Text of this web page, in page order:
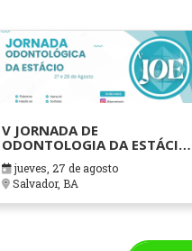
V JORNADA DE
ODONTOLOGIA DA ESTÁCIO
BAHIA
jueves, 27 de agosto
Salvador, BA